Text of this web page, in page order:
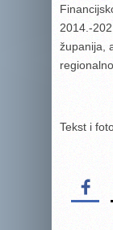
2014.-
županija,
Tekst i